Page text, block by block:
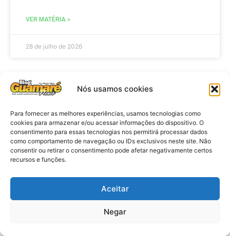
Nós usamos cookies
Para fornecer as melhores experiências, usamos tecnologias como
cookies para armazenar e/ou acessar informações do dispositivo. O
consentimento para essas tecnologias nos permitirá processar dados
como comportamento de navegação ou IDs exclusivos neste site. Não
consentir ou retirar o consentimento pode afetar negativamente certos
recursos e funções.
Aceitar
Negar
VER MATÉRIA »
28 de julho de 2026
Agenda: 10ª Mostra Pedagógica